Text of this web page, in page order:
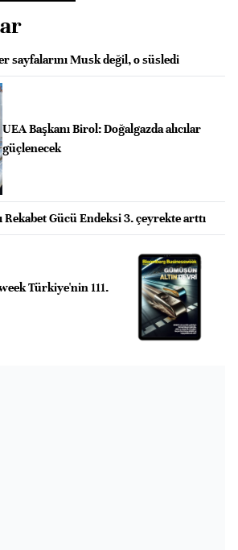
sayfalarını Musk değil, o süsledi
UEA Başkanı Birol: Doğalgazda alıcılar
güçlenecek
Rekabet Gücü Endeksi 3. çeyrekte arttı
Türkiye'nin 111.